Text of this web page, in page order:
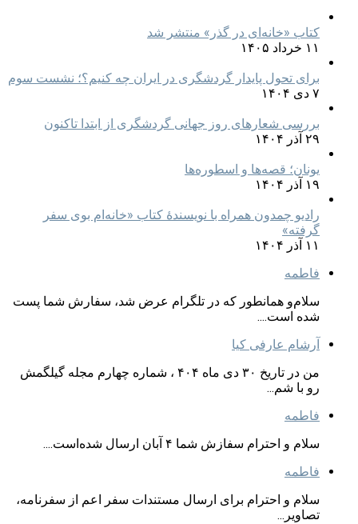
کتاب «خانه‌ای در گذر» منتشر شد
۱۱ خرداد ۱۴۰۵
برای تحول پایدار گردشگری در ایران چه کنیم؟؛ نشست سوم
۷ دی ۱۴۰۴
بررسی شعارهای روز جهانی گردشگری از ابتدا تاکنون
۲۹ آذر ۱۴۰۴
یونان؛ قصه‌ها و اسطوره‌ها
۱۹ آذر ۱۴۰۴
رادیو چمدون همراه با نویسندهٔ کتاب «خانه‌ام بوی سفر
گرفته»
۱۱ آذر ۱۴۰۴
فاطمه
سلام‌و همانطور که در تلگرام عرض شد، سفارش شما پست
شده است....
آرشام عارفی کیا
من در تاریخ ۳۰ دی ماه ۴۰۴ ، شماره چهارم مجله گیلگمش
رو با شم...
فاطمه
سلام و احترام سفازش شما ۴ آبان ارسال شده‌است....
فاطمه
سلام و احترام برای ارسال مستندات سفر اعم از سفرنامه،
تصاویر...